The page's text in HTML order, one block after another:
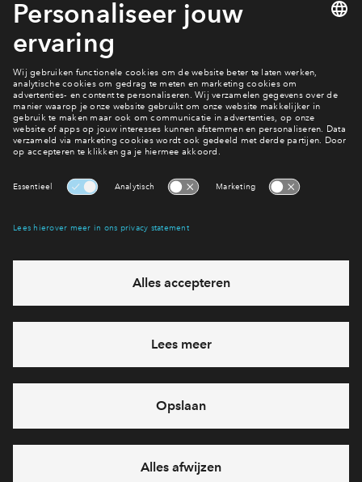
Direct een afspraak maken bij Rabobank
Naar het nieuwsoverzicht
Interesse? Meld je dan snel aan
Hiermee blijf je op de hoogte van het belangrijkste nieuws en
Ja, ik wil mij aanmelden
Heb je een vraag en wil je direct antwoord? Bel ons op
7122659
feestdagen)
vandaag gesloten, zaterdag zijn we vanaf
10:00 uur weer
bereikbaar